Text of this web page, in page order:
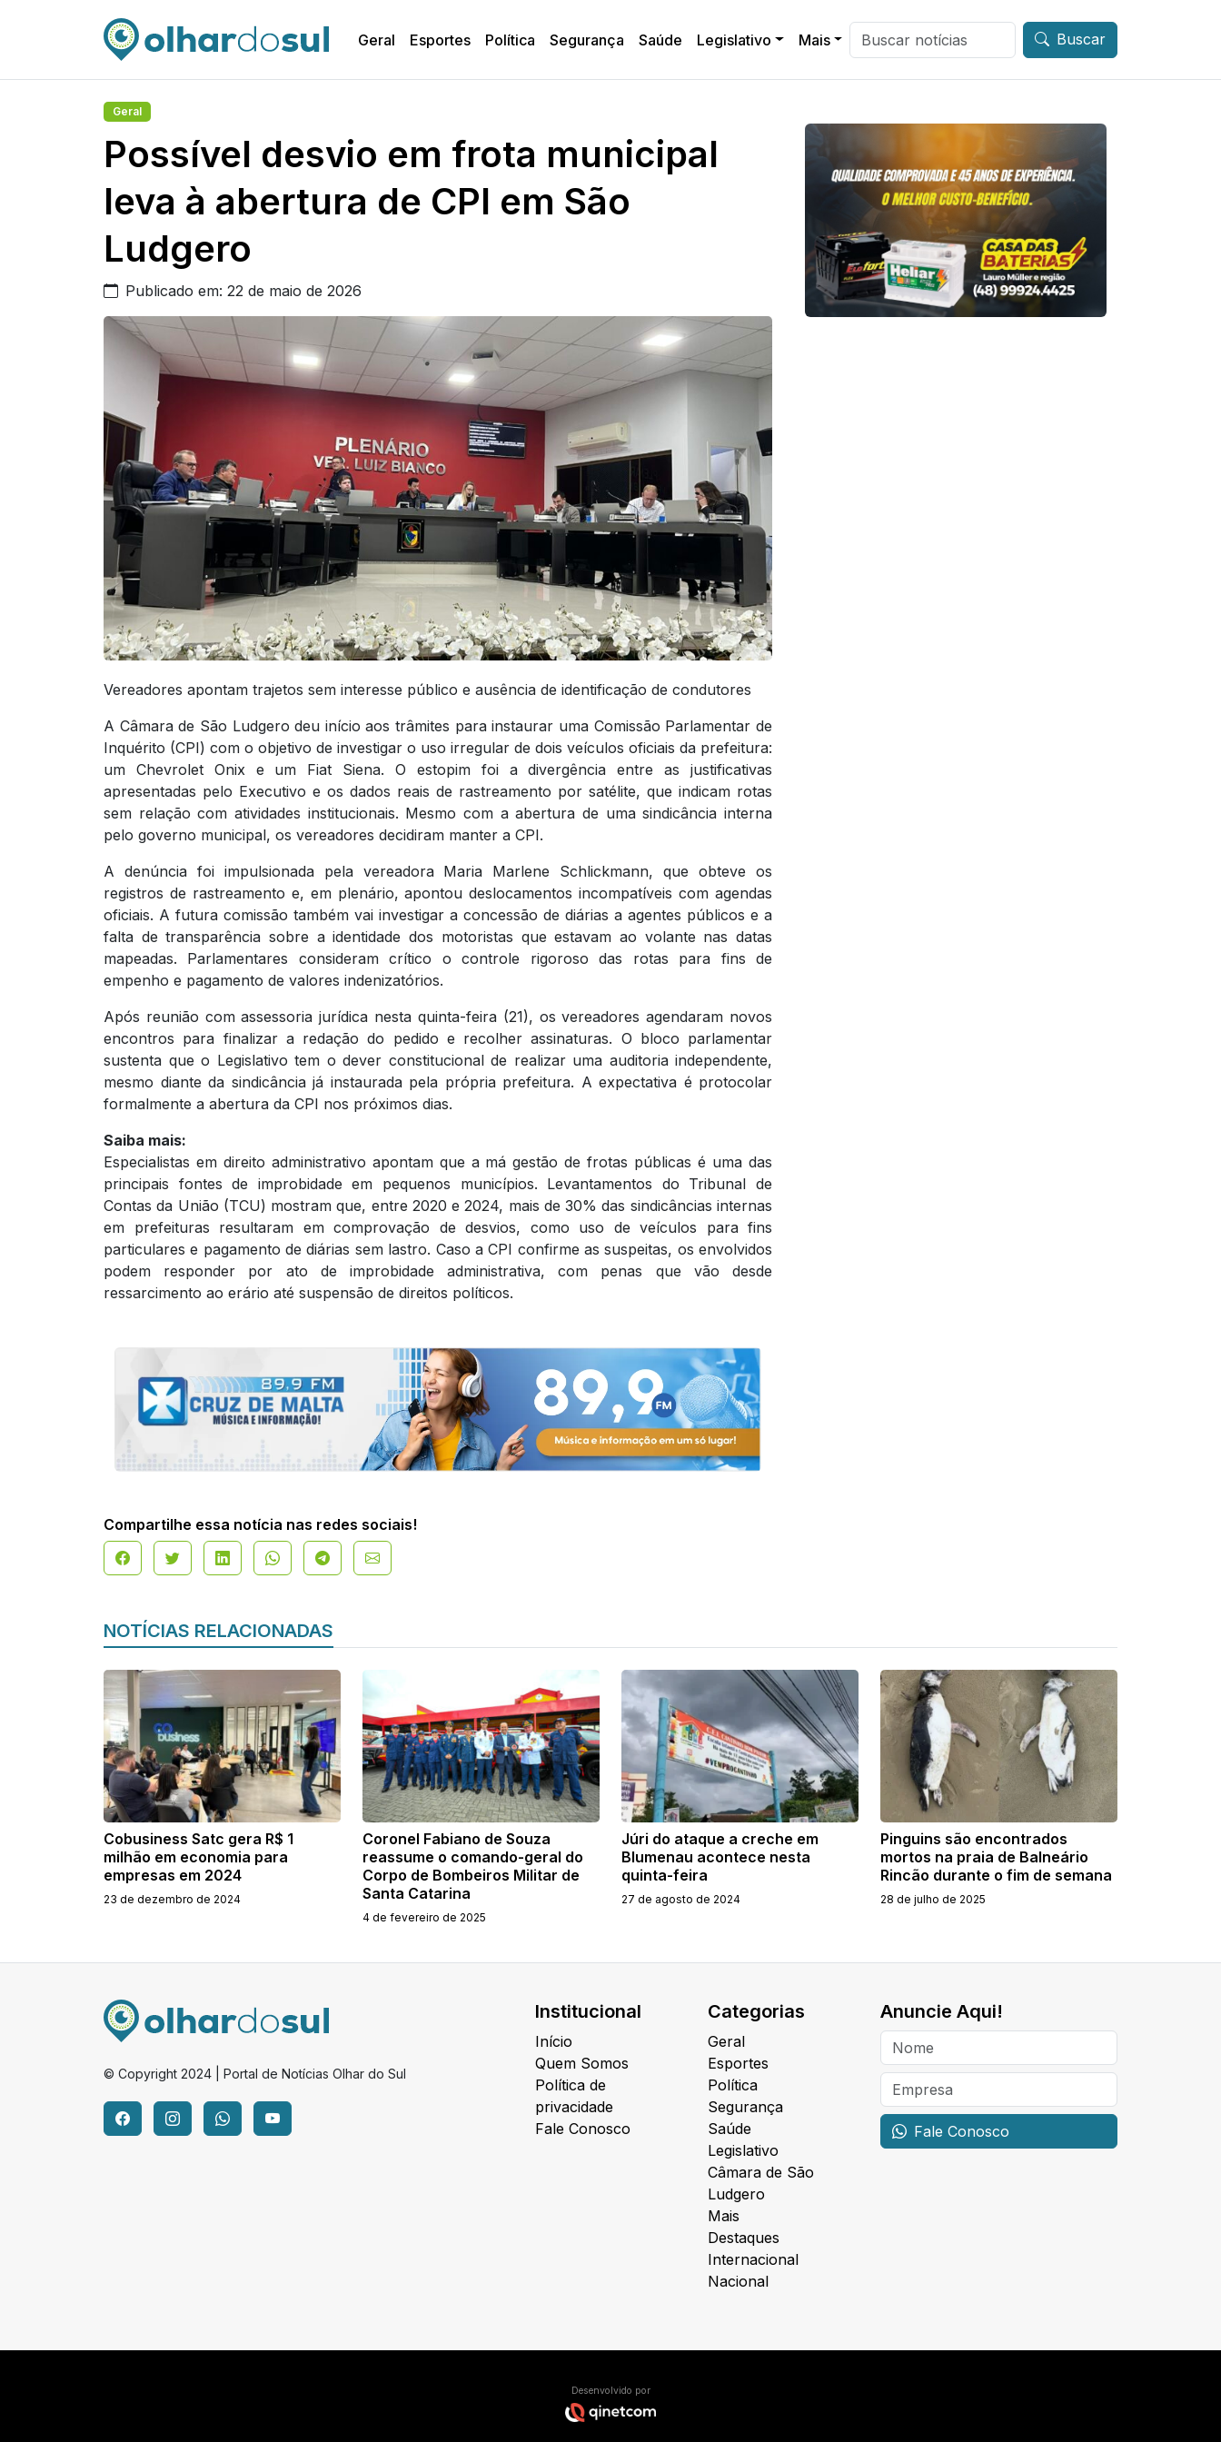
Geral Esportes Política Segurança Saúde Legislativo Mais Buscar
Geral
Possível desvio em frota municipal
leva à abertura de CPI em São
Ludgero
Publicado em: 22 de maio de 2026
Vereadores apontam trajetos sem interesse público e ausência de identificação de condutores
A Câmara de São Ludgero deu início aos trâmites para instaurar uma Comissão Parlamentar de
Inquérito (CPI) com o objetivo de investigar o uso irregular de dois veículos oficiais da prefeitura:
um Chevrolet Onix e um Fiat Siena. O estopim foi a divergência entre as justificativas
apresentadas pelo Executivo e os dados reais de rastreamento por satélite, que indicam rotas
sem relação com atividades institucionais. Mesmo com a abertura de uma sindicância interna
pelo governo municipal, os vereadores decidiram manter a CPI.
A denúncia foi impulsionada pela vereadora Maria Marlene Schlickmann, que obteve os
registros de rastreamento e, em plenário, apontou deslocamentos incompatíveis com agendas
oficiais. A futura comissão também vai investigar a concessão de diárias a agentes públicos e a
falta de transparência sobre a identidade dos motoristas que estavam ao volante nas datas
mapeadas. Parlamentares consideram crítico o controle rigoroso das rotas para fins de
empenho e pagamento de valores indenizatórios.
Após reunião com assessoria jurídica nesta quinta-feira (21), os vereadores agendaram novos
encontros para finalizar a redação do pedido e recolher assinaturas. O bloco parlamentar
sustenta que o Legislativo tem o dever constitucional de realizar uma auditoria independente,
mesmo diante da sindicância já instaurada pela própria prefeitura. A expectativa é protocolar
formalmente a abertura da CPI nos próximos dias.
Saiba mais:
Especialistas em direito administrativo apontam que a má gestão de frotas públicas é uma das
principais fontes de improbidade em pequenos municípios. Levantamentos do Tribunal de
Contas da União (TCU) mostram que, entre 2020 e 2024, mais de 30% das sindicâncias internas
em prefeituras resultaram em comprovação de desvios, como uso de veículos para fins
particulares e pagamento de diárias sem lastro. Caso a CPI confirme as suspeitas, os envolvidos
podem responder por ato de improbidade administrativa, com penas que vão desde
ressarcimento ao erário até suspensão de direitos políticos.
Compartilhe essa notícia nas redes sociais!
NOTÍCIAS RELACIONADAS
Cobusiness Satc gera R$ 1
milhão em economia para
empresas em 2024
23 de dezembro de 2024
Coronel Fabiano de Souza
reassume o comando-geral do
Corpo de Bombeiros Militar de
Santa Catarina
4 de fevereiro de 2025
Júri do ataque a creche em
Blumenau acontece nesta
quinta-feira
27 de agosto de 2024
Pinguins são encontrados
mortos na praia de Balneário
Rincão durante o fim de semana
28 de julho de 2025
© Copyright 2024 | Portal de Notícias Olhar do Sul
Institucional
Início
Quem Somos
Política de
privacidade
Fale Conosco
Categorias
Geral
Esportes
Política
Segurança
Saúde
Legislativo
Câmara de São
Ludgero
Mais
Destaques
Internacional
Nacional
Anuncie Aqui!
Fale Conosco
Desenvolvido por